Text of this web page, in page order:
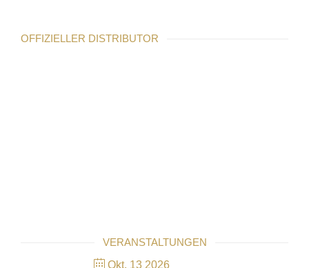
OFFIZIELLER DISTRIBUTOR
VERANSTALTUNGEN
Okt. 13 2026